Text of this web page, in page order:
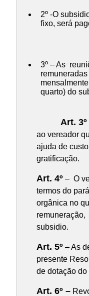
2º -O
fixo, será
3º – As
quarto) do
Art. 3º
ao vereador
ajuda de
gratificação.
Art. 4º – O
termos do
orgânica no
subsidio.
Art. 5º – As
presente
de dotação do
Art. 6º –